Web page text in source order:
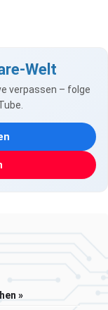
Welt
verpassen – folge
»